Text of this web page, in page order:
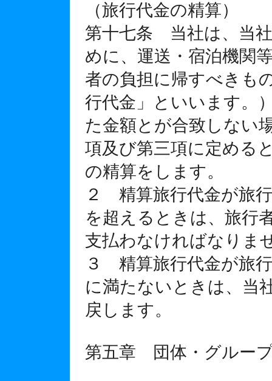
（旅行代金の精算）
第十七条 当社は、当
めに、運送・宿泊機関
者の負担に帰すべきも
行代金」といいます。
た金額とが合致しない
項及び第三項に定める
の精算をします。
２ 精算旅行代金が旅
を超えるときは、旅行
支払わなければなりま
３ 精算旅行代金が旅
に満たないときは、当
戻します。
第五章 団体・グルー